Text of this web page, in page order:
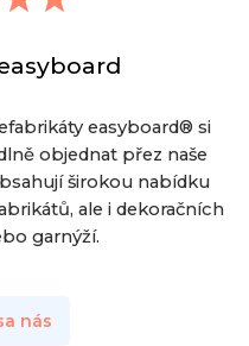
easyboard® si
objednat přez naše
širokou nabídku
ale i dekoračních
garnýží.
nás